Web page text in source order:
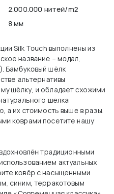
2.000.000 нитей/m2
8 мм
Silk Touch выполнены из
название – модал,
Бамбуковый шёлк
альтернативы
шёлку, и обладает схожими
шёлка
а их стоимость выше в разы.
коврами посетите нашу
традиционными
актуальных
ковёр с насыщенными
синим, терракотовым